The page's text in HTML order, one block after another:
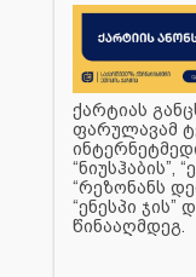
ქარტიას
ფარულავამ
“ნიუსჰაბის”,
“რეზონანს
“ენესპი ჯის”
წინააღმდეგ.